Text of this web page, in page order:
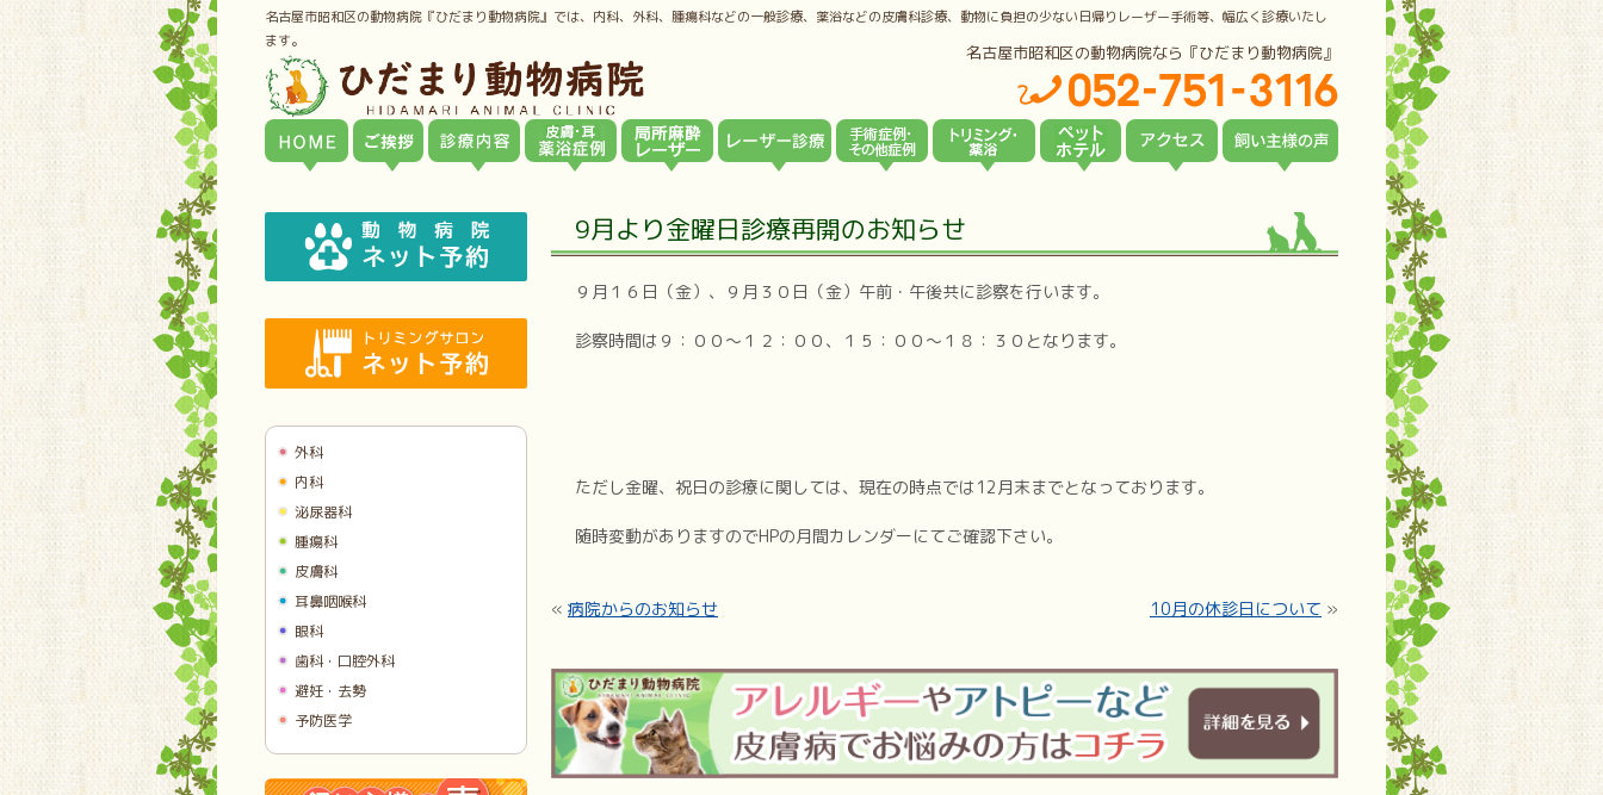
名古屋市昭和区の動物病院『ひだまり動物病院』では、内科、外科、腫瘍科などの一般診療、薬浴などの皮膚科診療、動物に負担の少ない日帰りレーザー手術等、幅広く診療いたし
ます。
名古屋市昭和区の動物病院なら『ひだまり動物病院』
9月より金曜日診療再開のお知らせ
９月１６日（金）、９月３０日（金）午前・午後共に診察を行います。
診察時間は９：００～１２：００、１５：００～１８：３０となります。
ただし金曜、祝日の診療に関しては、現在の時点では12月末までとなっております。
随時変動がありますのでHPの月間カレンダーにてご確認下さい。
« 病院からのお知らせ 10月の休診日について »
外科
内科
泌尿器科
腫瘍科
皮膚科
耳鼻咽喉科
眼科
歯科・口腔外科
避妊・去勢
予防医学